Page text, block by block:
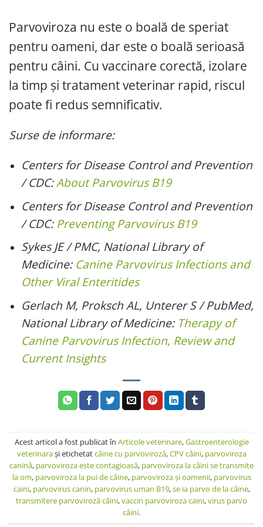
Parvoviroza nu este o boală de speriat
pentru oameni, dar este o boală serioasă
pentru câini. Cu vaccinare corectă, izolare
la timp și tratament veterinar rapid, riscul
poate fi redus semnificativ.
Surse de informare:
Centers for Disease Control and Prevention
/ CDC:About Parvovirus B19
Centers for Disease Control and Prevention
/ CDC: Preventing Parvovirus B19
Sykes JE / PMC, National Library of
Medicine: Canine Parvovirus Infections and
Other Viral Enteritides
Gerlach M, Proksch AL, Unterer S / PubMed,
National Library of Medicine: Therapy of
Canine Parvovirus Infection, Review and
Current Insights
Acest articol a fost publicat în Articole veterinare,Gastroenterologie
veterinaraşi etichetatcâine cu parvoviroză,CPV câini, parvoviroza
canină, parvoviroza este contagioasă, parvoviroza la câini se transmite
la om, parvoviroza la pui de câine, parvoviroza și oamenii, parvovirus
caini, parvovirus canin, parvovirus uman B19,se ia parvo de la câine,
transmitere parvoviroză câini,vaccin parvoviroza caini,virus parvo
câini.